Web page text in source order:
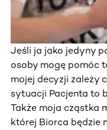
Jeśli ja jako jedyny
osoby mogę pomóc
mojej decyzji zależy
sytuacji Pacjenta to
Także moja cząstka
której Biorca będzie